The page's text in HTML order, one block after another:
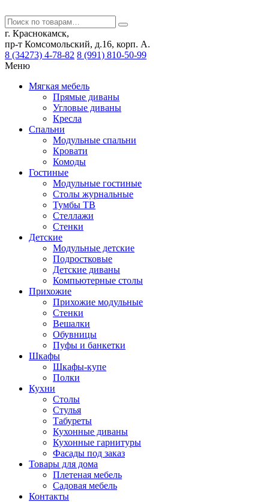
г. Краснокамск,
пр-т Комсомольский, д.16, корп. А.
8 (34273) 4-78-82 8 (991) 810-50-99
Меню
Мягкая мебель
Прямые диваны
Угловые диваны
Кресла
Спальни
Модульные спальни
Кровати
Комоды
Гостиные
Модульные гостиные
Столы журнальные
Тумбы ТВ
Стеллажи
Стенки
Детские
Модульные детские
Подростковые
Детские диваны
Компьютерные столы
Прихожие
Прихожие модульные
Стенки
Вешалки
Обувницы
Пуфы и банкетки
Шкафы
Шкафы-купе
Полки
Кухни
Столы
Стулья
Табуреты
Кухонные диваны
Кухонные гарнитуры
Фасады под заказ
Товары для дома
Плетеная мебель
Садовая мебель
Контакты